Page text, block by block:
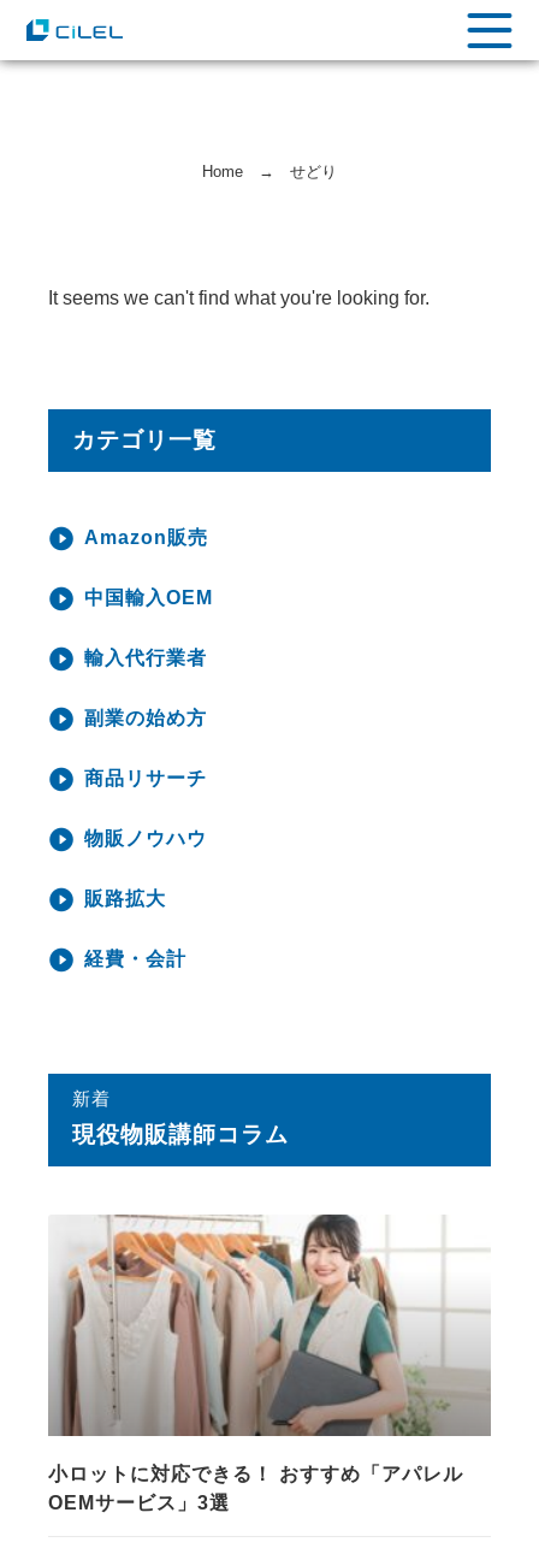
Home → せどり
It seems we can't find what you're looking for.
カテゴリ一覧
Amazon販売
中国輸入OEM
輸入代行業者
副業の始め方
商品リサーチ
物販ノウハウ
販路拡大
経費・会計
新着
現役物販講師コラム
小ロットに対応できる！ おすすめ「アパレル
OEMサービス」3選